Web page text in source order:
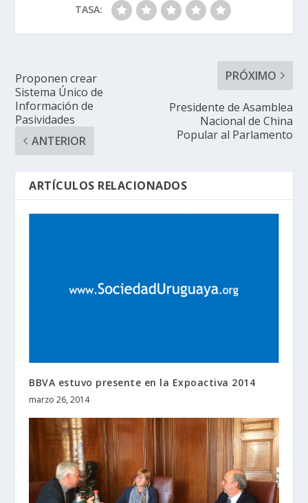
TASA:
Proponen crear
Sistema Único de
Información de
Pasividades
ANTERIOR
PRÓXIMO
Presidente de Asamblea
Nacional de China
Popular al Parlamento
ARTÍCULOS RELACIONADOS
BBVA estuvo presente en la Expoactiva 2014
marzo 26, 2014